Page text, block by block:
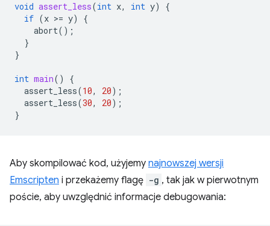
void assert_less(int x, int y)
{
if (x >= y)
{
abort();
}
}
int main()
{
assert_less(10, 20);
assert_less(30, 20);
}
Aby skompilować kod, użyjemy najnowszej wersji
Emscripten i przekażemy flagę -g , tak jak w pierwotnym
poście, aby uwzględnić informacje debugowania: